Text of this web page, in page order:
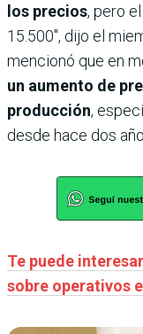
los precios, pero
15.500″, dijo el
mencionó que en
un aumento de
producción,
desde hace dos
Te puede
sobre operativos